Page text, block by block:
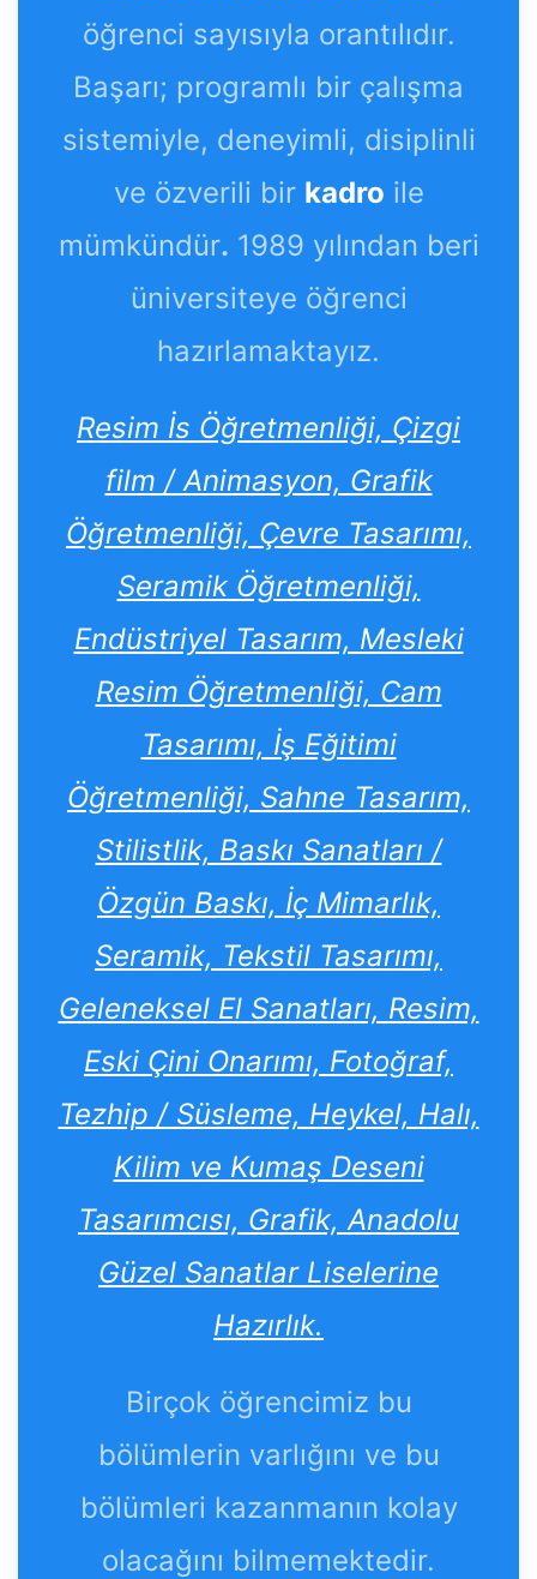
öğrenci sayısıyla orantılıdır.
Başarı; programlı bir çalışma
sistemiyle, deneyimli, disiplinli
ve özverili bir kadro ile
mümkündür. 1989 yılından beri
üniversiteye öğrenci
hazırlamaktayız.
Resim İs Öğretmenliği, Çizgi
film / Animasyon, Grafik
Öğretmenliği, Çevre Tasarımı,
Seramik Öğretmenliği,
Endüstriyel Tasarım, Mesleki
Resim Öğretmenliği, Cam
Tasarımı, İş Eğitimi
Öğretmenliği, Sahne Tasarım,
Stilistlik, Baskı Sanatları /
Özgün Baskı, İç Mimarlık,
Seramik, Tekstil Tasarımı,
Geleneksel El Sanatları, Resim,
Eski Çini Onarımı, Fotoğraf,
Tezhip / Süsleme, Heykel, Halı,
Kilim ve Kumaş Deseni
Tasarımcısı, Grafik, Anadolu
Güzel Sanatlar Liselerine
Hazırlık.
Birçok öğrencimiz bu
bölümlerin varlığını ve bu
bölümleri kazanmanın kolay
olacağını bilmemektedir.